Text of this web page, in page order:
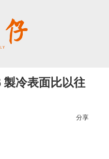
冷表面比以往
分享